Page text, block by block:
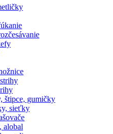
štipce, gumičky
sieťky
alobal